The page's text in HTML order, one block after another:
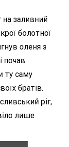
на заливний
болотної
оленя з
почав
ту саму
братів.
ріг,
лише